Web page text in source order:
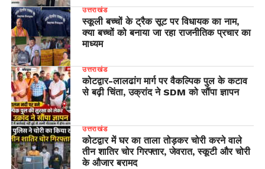
उत्तराखंड
स्कूली बच्चों के ट्रैक सूट पर विधायक का नाम,
क्या बच्चों को बनाया जा रहा राजनीतिक प्रचार का
माध्यम
उत्तराखंड
​कोटद्वार-लालढांग मार्ग पर वैकल्पिक पुल के कटाव
से बढ़ी चिंता, उक्रांद ने SDM को सौंपा ज्ञापन
उत्तराखंड
कोटद्वार में घर का ताला तोड़कर चोरी करने वाले
तीन शातिर चोर गिरफ्तार, जेवरात, स्कूटी और चोरी
के औजार बरामद